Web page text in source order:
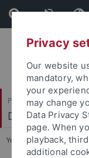
Skip
to
content
Skip
to
footer
Philosophische Fakultät
Deutsches
You are here:
Privacy
Our website
mandatory,
your
may change
Data Privacy
page. When
playback,
additional